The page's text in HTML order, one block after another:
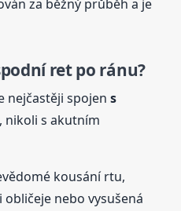
za běžný průběh a je
ret po ránu?
nejčastěji spojens
, nikoli s akutním
kousání rtu,
nebo vysušená